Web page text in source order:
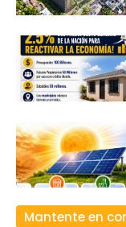
Mantente en